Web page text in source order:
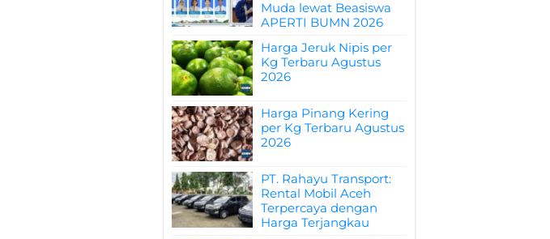
Muda lewat Beasiswa
APERTI BUMN 2026
Harga Jeruk Nipis per
Kg Terbaru Agustus
2026
Harga Pinang Kering
per Kg Terbaru Agustus
2026
PT. Rahayu Transport:
Rental Mobil Aceh
Terpercaya dengan
Harga Terjangkau